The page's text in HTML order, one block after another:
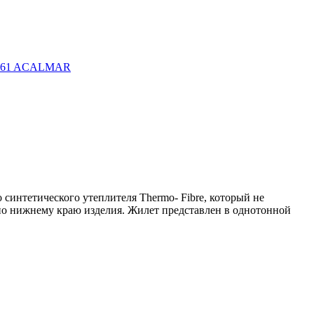
утеплителя Thermo- Fibre, который не
нижнему краю изделия. Жилет представлен в однотонной